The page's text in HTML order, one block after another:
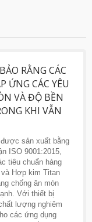
RẰNG CÁC
ỨNG CÁC YÊU
VÀ ĐỘ BỀN
KHI VẪN
sản xuất bằng
ISO 9001:2015,
tiêu chuẩn hàng
Hợp kim Titan
chống ăn mòn
Với thiết bị
lượng nghiêm
các ứng dụng